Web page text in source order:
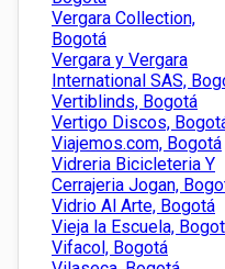
Vergara Collection,
Bogotá
Vergara y Vergara
International SAS,
Vertiblinds, Bogotá
Vertigo Discos,
Viajemos.com, Bogotá
Vidreria Bicicleteria Y
Cerrajeria Jogan,
Vidrio Al Arte, Bogotá
Vieja la Escuela,
Vifacol, Bogotá